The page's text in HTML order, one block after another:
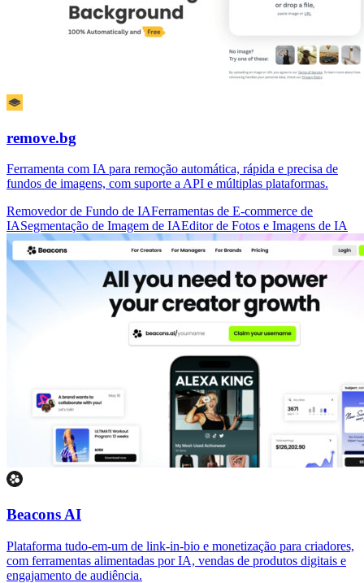
remove.bg
Ferramenta com IA para remoção automática, rápida e precisa de
fundos de imagens, com suporte a API e múltiplas plataformas.
Removedor de Fundo de IAFerramentas de E-commerce de
IASegmentação de Imagem de IAEditor de Fotos e Imagens de IA
Beacons AI
Plataforma tudo-em-um de link-in-bio e monetização para criadores,
com ferramentas alimentadas por IA, vendas de produtos digitais e
engajamento de audiência.